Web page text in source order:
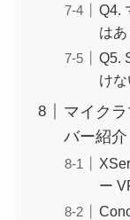
Q4.
はあ
Q5.
け
マイク
バー紹介
ー